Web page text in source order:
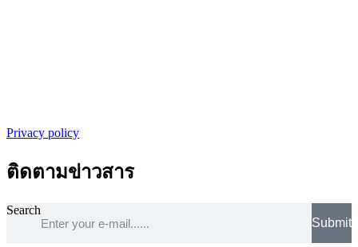
Privacy policy
ติดตามข่าวสาร
Search
Submit